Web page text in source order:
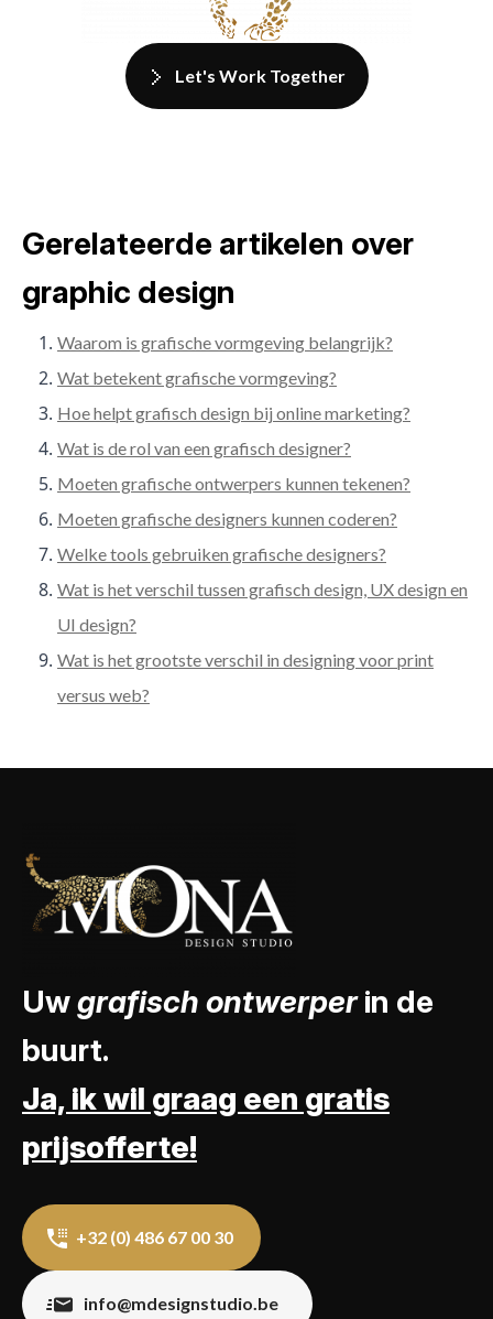
Let's Work Together
Gerelateerde artikelen over
graphic design
Waarom is grafische vormgeving belangrijk?
Wat betekent grafische vormgeving?
Hoe helpt grafisch design bij online marketing?
Wat is de rol van een grafisch designer?
Moeten grafische ontwerpers kunnen tekenen?
Moeten grafische designers kunnen coderen?
Welke tools gebruiken grafische designers?
Wat is het verschil tussen grafisch design, UX design en
UI design?
Wat is het grootste verschil in designing voor print
versus web?
Uwgrafisch ontwerperin de
buurt.
Ja, ik wil graag een gratis
prijsofferte!
+32 (0) 486 67 00 30
info@mdesignstudio.be